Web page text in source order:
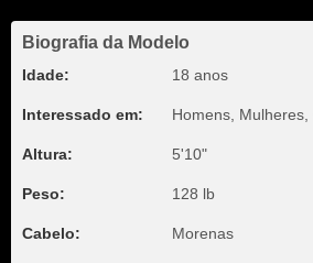
Biografia da Modelo
Idade: 18 anos
Interessado em: Homens,
Altura: 5'10"
Peso: 128 lb
Cabelo: Morenas